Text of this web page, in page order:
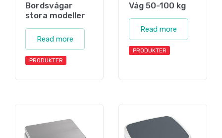
Bordsvågar
stora modeller
Read more
PRODUKTER
Våg 50-100 kg
Read more
PRODUKTER